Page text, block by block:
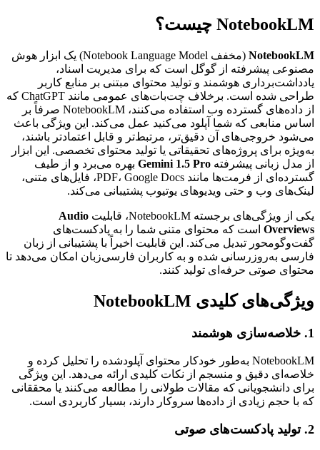
NotebookLM چیست؟
NotebookLM
(مخفف Notebook Language Model) یک ابزار هوش
مصنوعی پیشرفته از گوگل است که برای مدیریت اسناد،
یادداشت‌برداری هوشمند و تولید محتوای مبتنی بر منابع کاربر
طراحی شده است. برخلاف چت‌بات‌های عمومی مانند ChatGPT که
از داده‌های گسترده وب استفاده می‌کنند، NotebookLM صرفاً بر
اساس منابعی که شما آپلود می‌کنید عمل می‌کند. این ویژگی باعث
می‌شود خروجی‌های آن دقیق‌تر، مرتبط‌تر و قابل اعتمادتر باشند،
به‌ویژه برای پروژه‌های تحقیقاتی یا تولید محتوای تخصصی. این ابزار
از مدل زبانی پیشرفته Gemini 1.5 Pro بهره می‌برد و از طیف
گسترده‌ای از فرمت‌ها مانند PDF، Google Docs، فایل‌های متنی،
لینک‌های وب و حتی ویدیوهای یوتیوب پشتیبانی می‌کند.
یکی از ویژگی‌های برجسته NotebookLM، قابلیت
Audio
Overviews است که محتوای متنی شما را به پادکست‌های
گفت‌وگومحور تبدیل می‌کند. این قابلیت اخیراً با پشتیبانی از زبان
فارسی به‌روزرسانی شده و به کاربران فارسی‌زبان امکان می‌دهد تا
محتوای صوتی حرفه‌ای تولید کنند.
ویژگی‌های کلیدی NotebookLM
1. خلاصه‌سازی هوشمند
NotebookLM به‌طور خودکار محتوای آپلودشده را تحلیل کرده و
خلاصه‌ای دقیق و منسجم از نکات کلیدی ارائه می‌دهد. این ویژگی
برای دانشجویانی که مقالات طولانی را مطالعه می‌کنند یا محققانی
که با حجم زیادی از داده‌ها سروکار دارند، بسیار کاربردی است.
2. تولید پادکست‌های صوتی